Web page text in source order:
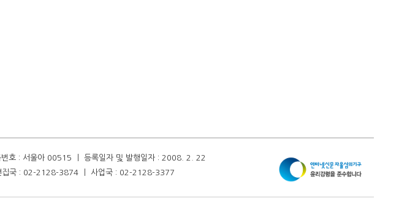
호 : 서울아 00515 ㅣ 등록일자 및 발행일자 : 2008. 2. 22
집국 : 02-2128-3874 ㅣ 사업국 : 02-2128-3377